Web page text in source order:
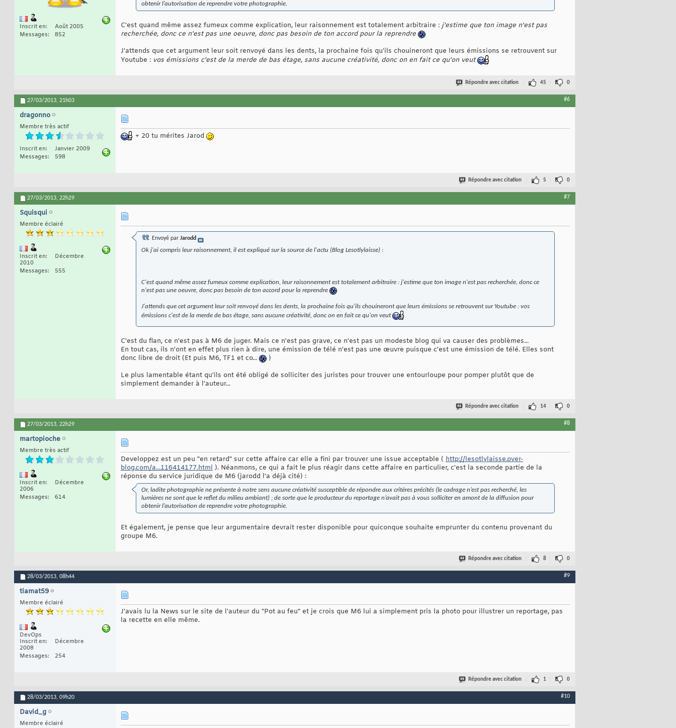
Inscrit en
Août 2005
Messages
852
obtenir l’autorisation de reprendre votre photographie.
C'est quand même assez fumeux comme explication, leur raisonnement est totalement arbitraire : j'estime que ton image n'est pas
recherchée, donc ce n'est pas une oeuvre, donc pas besoin de ton accord pour la reprendre
J'attends que cet argument leur soit renvoyé dans les dents, la prochaine fois qu'ils chouineront que leurs émissions se retrouvent sur
Youtube : vos émissions c'est de la merde de bas étage, sans aucune créativité, donc on en fait ce qu'on veut
Répondre avec citation 45 0
27/03/2013, 21h03 #6
dragonno
Membre très actif
Inscrit en
Janvier 2009
Messages
598
+ 20 tu mérites Jarod
Répondre avec citation 5 0
27/03/2013, 22h29 #7
Squisqui
Membre éclairé
Inscrit en
Décembre
2010
Messages
555
Envoyé par Jarodd
Ok j'ai compris leur raisonnement, il est expliqué sur la source de l'actu (Blog Lesotlylaisse) :
C'est quand même assez fumeux comme explication, leur raisonnement est totalement arbitraire : j'estime que ton image n'est pas recherchée, donc ce
n'est pas une oeuvre, donc pas besoin de ton accord pour la reprendre
J'attends que cet argument leur soit renvoyé dans les dents, la prochaine fois qu'ils chouineront que leurs émissions se retrouvent sur Youtube : vos
émissions c'est de la merde de bas étage, sans aucune créativité, donc on en fait ce qu'on veut
C'est du flan, ce n'est pas à M6 de juger. Mais ce n'est pas grave, ce n'est pas un modeste blog qui va causer des problèmes...
En tout cas, ils n'ont en effet plus rien à dire, une émission de télé n'est pas une œuvre puisque c'est une émission de télé. Elles sont
donc libre de droit (Et puis M6, TF1 et co...
)
Le plus lamentable étant qu'ils ont été obligé de solliciter des juristes pour trouver une entourloupe pour pomper plutôt que de
simplement demander à l'auteur...
Répondre avec citation 14 0
27/03/2013, 22h29 #8
martopioche
Membre très actif
Inscrit en
Décembre
2006
Messages
614
Developpez est un peu "en retard" sur cette affaire car elle a fini par trouver une issue acceptable ( http://lesotlylaisse.over-
blog.com/a...116414177.html ). Néanmons, ce qui a fait le plus réagir dans cette affaire en particulier, c'est la seconde partie de la
réponse du service juridique de M6 (jarodd l'a déjà cité) :
Or, ladite photographie ne présente à notre sens aucune créativité susceptible de répondre aux critères précités (le cadrage n’est pas recherché, les
lumières ne sont que le reflet du milieu ambiant) ; de sorte que le producteur du reportage n’avait pas à vous solliciter en amont de la diffusion pour
obtenir l’autorisation de reprendre votre photographie.
Et également, je pense que leur argumentaire devrait rester disponible pour quiconque souhaite emprunter du contenu provenant du
groupe M6.
Répondre avec citation 8 0
28/03/2013, 08h44 #9
tiamat59
Membre éclairé
DevOps
Inscrit en
Décembre
2008
Messages
254
J'avais lu la News sur le site de l'auteur du "Pot au feu" et je crois que M6 lui a simplement pris la photo pour illustrer un reportage, pas
la recette en elle même.
Répondre avec citation 1 0
28/03/2013, 09h20 #10
David_g
Membre éclairé